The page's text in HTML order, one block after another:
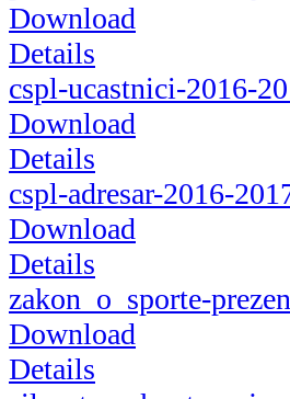
Download
Details
cspl-ucastnici-2016-
Download
Details
cspl-adresar-2016-
Download
Details
zakon_o_sporte-
Download
Details